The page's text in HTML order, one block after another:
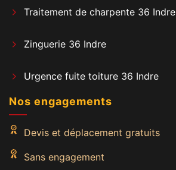
Traitement de charpente 36 Indre
Zinguerie 36 Indre
Urgence fuite toiture 36 Indre
Nos engagements
Devis et déplacement gratuits
Sans engagement